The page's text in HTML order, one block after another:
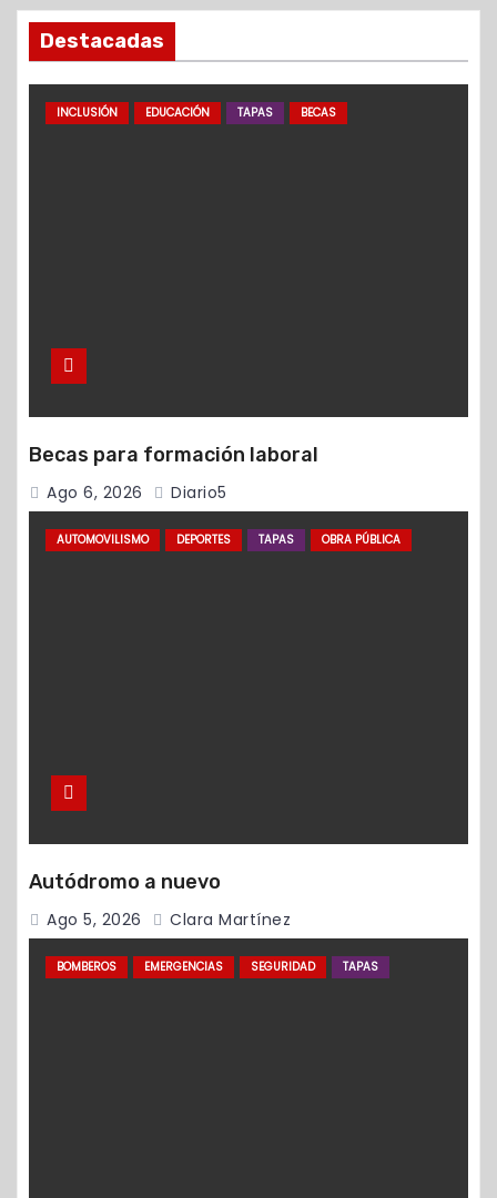
Destacadas
INCLUSIÓN EDUCACIÓN TAPAS BECAS
Becas para formación laboral
Ago 6, 2026 Diario5
AUTOMOVILISMO DEPORTES TAPAS OBRA PÚBLICA
Autódromo a nuevo
Ago 5, 2026 Clara Martínez
BOMBEROS EMERGENCIAS SEGURIDAD TAPAS